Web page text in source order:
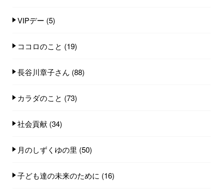
VIPデー (5)
ココロのこと (19)
長谷川章子さん (88)
カラダのこと (73)
社会貢献 (34)
月のしずくゆの里 (50)
子ども達の未来のために (16)